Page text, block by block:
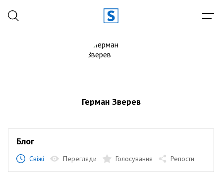
Герман Зверев
Блог
Свіжі Перегляди Голосування Репости